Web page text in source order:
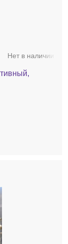
Нет в наличии